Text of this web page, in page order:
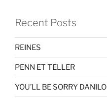
Recent Posts
REINES
PENN ET TELLER
YOU’LL BE SORRY DANILO